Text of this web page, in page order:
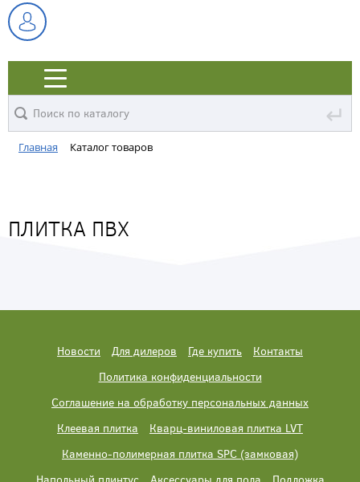
↵
Главная Каталог товаров
ПЛИТКА ПВХ
Новости Для дилеров Где купить
Контакты
Политика конфиденциальности
Соглашение на обработку персональных данных
Клеевая плитка
Кварц-виниловая плитка LVT
Каменно-полимерная плитка SPC (замковая)